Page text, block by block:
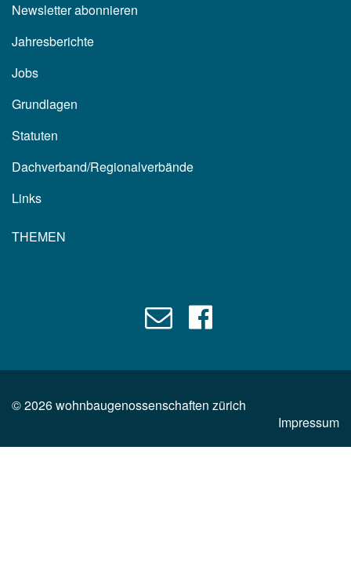
Newsletter abonnieren
Jahresberichte
Jobs
Grundlagen
Statuten
Dachverband/Regionalverbände
Links
THEMEN
©2026wohnbaugenossenschaften zürich
Impressum